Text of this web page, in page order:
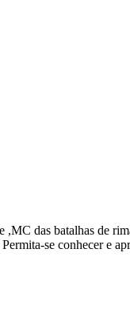
das batalhas de
história do jovem periferico e a força de quem crê no